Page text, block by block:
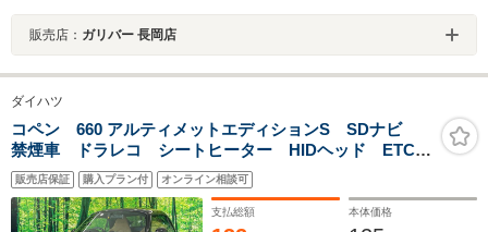
販売店： ガリバー 長岡店
ダイハツ
コペン 660 アルティメットエディションS SDナビ
禁煙車 ドラレコ シートヒーター HIDヘッド ETC
純正15インチアルミ Bluetooth CD DVD再生 フル
セグ
販売店保証 購入プラン付 オンライン相談可
支払総額 本体価格